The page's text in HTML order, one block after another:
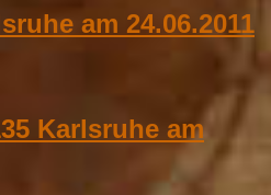
am 24.06.2011
Karlsruhe am